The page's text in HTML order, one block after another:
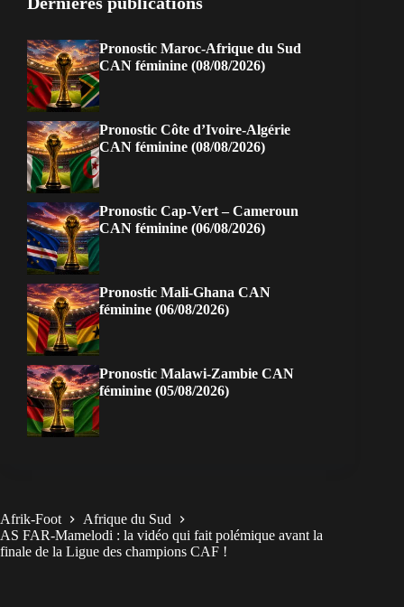
Pronostic Maroc-Afrique du Sud
CAN féminine (08/08/2026)
Pronostic Côte d’Ivoire-Algérie
CAN féminine (08/08/2026)
Pronostic Cap-Vert – Cameroun
CAN féminine (06/08/2026)
Pronostic Mali-Ghana CAN
féminine (06/08/2026)
Pronostic Malawi-Zambie CAN
féminine (05/08/2026)
Afrik-Foot
Afrique du Sud
AS FAR-Mamelodi : la vidéo qui fait polémique avant la
finale de la Ligue des champions CAF !